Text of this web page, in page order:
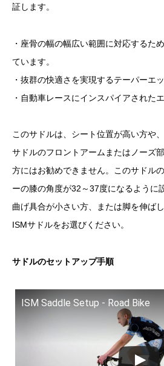
証します。
・座骨の幅の幅広い範囲に対応するた
ています。
・抜群の快適さを実現するテーパーエ
・自動車レースにインスパイアされた
このサドルは、シート位置が高い方や
サドルのフロントアームまたはノーズ
方にはお勧めできません。このサドル
ーの膝の角度が32～37度になるように
曲げ具合が小さい方、または脚を伸ば
ISMサドルをお選びください。
サドルのセットアップ手順
ISM Saddle Setup - Road Bike